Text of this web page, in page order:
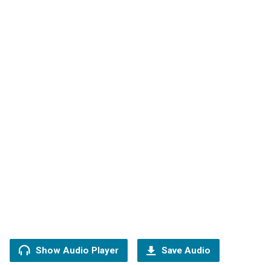
Show Audio Player Save Audio